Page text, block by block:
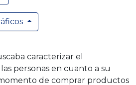
caracterizar el
personas en cuanto a su
de comprar productos